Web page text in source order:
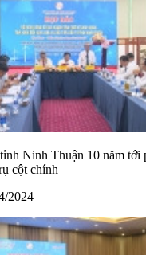
Ninh Thuận 10 năm tới
cột chính
2024